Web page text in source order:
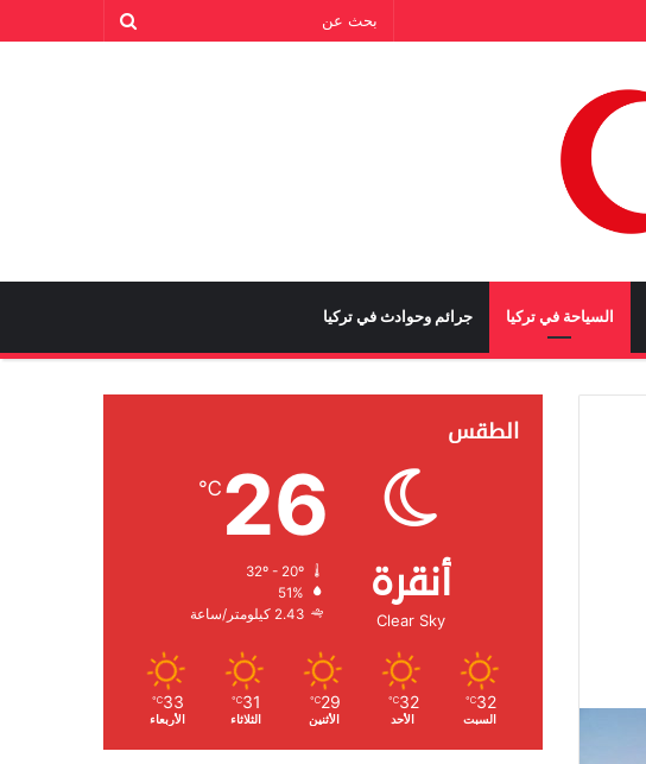
السياحة في تركيا جرائم وحوادث في تركيا
الطقس
أنقرة
Clear Sky
26
℃
الرطوبة:
الرياح:
32
℃
السبت
32
℃
الأحد
29
℃
الأثنين
31
℃
الثلاثاء
33
℃
الأربعاء